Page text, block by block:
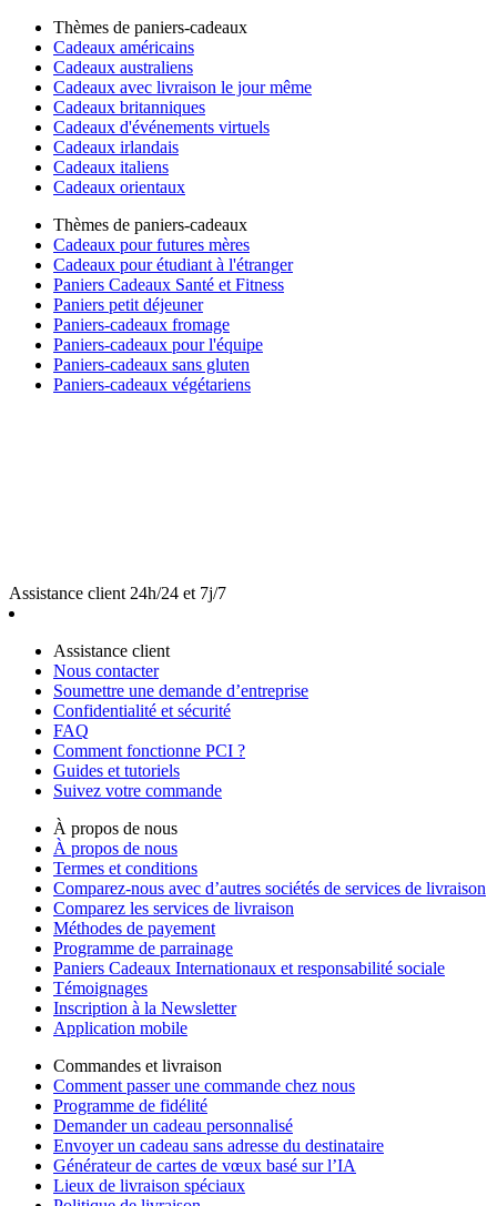
Thèmes de paniers-cadeaux
Cadeaux américains
Cadeaux australiens
Cadeaux avec livraison le jour même
Cadeaux britanniques
Cadeaux d'événements virtuels
Cadeaux irlandais
Cadeaux italiens
Cadeaux orientaux
Thèmes de paniers-cadeaux
Cadeaux pour futures mères
Cadeaux pour étudiant à l'étranger
Paniers Cadeaux Santé et Fitness
Paniers petit déjeuner
Paniers-cadeaux fromage
Paniers-cadeaux pour l'équipe
Paniers-cadeaux sans gluten
Paniers-cadeaux végétariens
Assistance client 24h/24 et 7j/7
Assistance client
Nous contacter
Soumettre une demande d’entreprise
Confidentialité et sécurité
FAQ
Comment fonctionne PCI ?
Guides et tutoriels
Suivez votre commande
À propos de nous
À propos de nous
Termes et conditions
Comparez-nous avec d’autres sociétés de services de livraison
Comparez les services de livraison
Méthodes de payement
Programme de parrainage
Paniers Cadeaux Internationaux et responsabilité sociale
Témoignages
Inscription à la Newsletter
Application mobile
Commandes et livraison
Comment passer une commande chez nous
Programme de fidélité
Demander un cadeau personnalisé
Envoyer un cadeau sans adresse du destinataire
Générateur de cartes de vœux basé sur l’IA
Lieux de livraison spéciaux